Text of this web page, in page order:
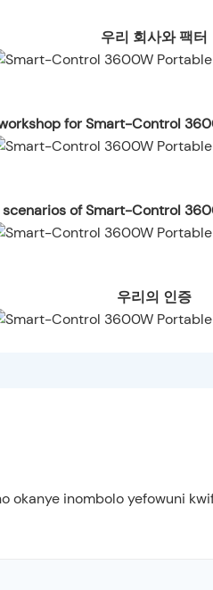
우리 회사와 팩터
for Smart-Control
of Smart-Control
우리의 인증
okanye inombolo yefowuni